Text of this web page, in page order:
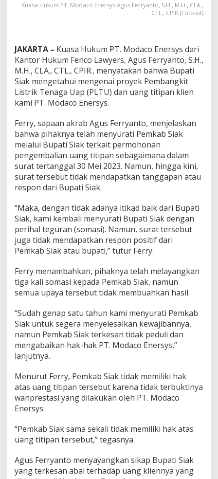
Kuasa Hukum PT. Modaco Enersys Agus Ferryanto, S.H., M.H., CLA.,
CTL., CPIR.(Foto:ist)
JAKARTA – Kuasa Hukum PT. Modaco Enersys dari
Kantor Hukum Fenco Lawyers, Agus Ferryanto, S.H.,
M.H., CLA., CTL., CPIR., menyatakan bahwa Bupati
Siak mengetahui mengenai proyek Pembangkit
Listrik Tenaga Uap (PLTU) dan uang titipan klien
kami PT. Modaco Enersys.
Ferry, sapaan akrab Agus Ferryanto, menjelaskan
bahwa pihaknya telah menyurati Pemkab Siak
melalui Bupati Siak terkait permohonan
pengembalian uang titipan sebagaimana dalam
surat tertanggal 30 Mei 2023. Namun, hingga kini,
surat tersebut tidak mendapatkan tanggapan atau
respon dari Bupati Siak.
“Maka, dengan tidak adanya itikad baik dari Bupati
Siak, kami kembali menyurati Bupati Siak dengan
perihal teguran (somasi). Namun, surat tersebut
juga tidak mendapatkan respon positif dari
Pemkab Siak atau bupati,” tutur Ferry.
Ferry menambahkan, pihaknya telah melayangkan
tiga kali somasi kepada Pemkab Siak, namun
semua upaya tersebut tidak membuahkan hasil.
“Sudah genap satu tahun kami menyurati Pemkab
Siak untuk segera menyelesaikan kewajibannya,
namun Pemkab Siak terkesan tidak peduli dan
mengabaikan hak-hak PT. Modaco Enersys,”
lanjutnya.
Menurut Ferry, Pemkab Siak tidak memiliki hak
atas uang titipan tersebut karena tidak terbuktinya
wanprestasi yang dilakukan oleh PT. Modaco
Enersys.
“Pemkab Siak sama sekali tidak memiliki hak atas
uang titipan tersebut,” tegasnya.
Agus Ferryanto menyayangkan sikap Bupati Siak
yang terkesan abai terhadap uang kliennya yang